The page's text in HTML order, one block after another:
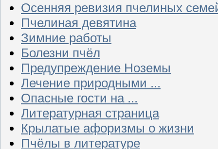
Осенняя ревизия пчелиных
Пчелиная девятина
Зимние работы
Болезни пчёл
Предупреждение Ноземы
Лечение природными ...
Опасные гости на ...
Литературная страница
Крылатые афоризмы о жизни
Пчёлы в литературе